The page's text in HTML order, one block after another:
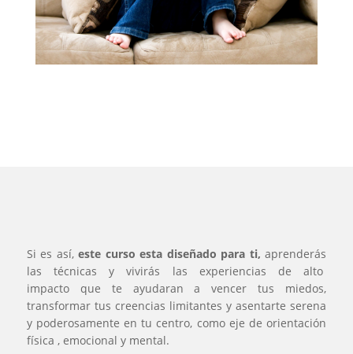
Si es así,este curso esta diseñado para ti,aprenderás
las técnicas y vivirás las experiencias de alto
impacto que te ayudaran a vencer tus miedos,
transformar tus creencias limitantes y asentarte serena
y poderosamente en tu centro, como eje de orientación
física , emocional y mental.